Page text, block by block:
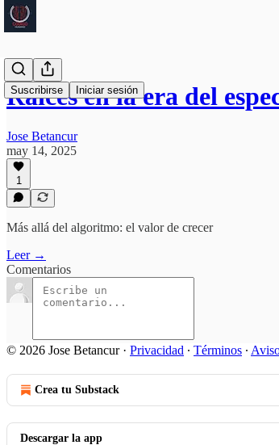
Suscribirse Iniciar sesión
Raíces en la era del
Jose Betancur
may 14, 2025
1
Más allá del algoritmo: el valor de crecer
Leer →
Comentarios
© 2026 Jose Betancur· Privacidad ∙ Términos ∙
Crea tu Substack
Descargar la app